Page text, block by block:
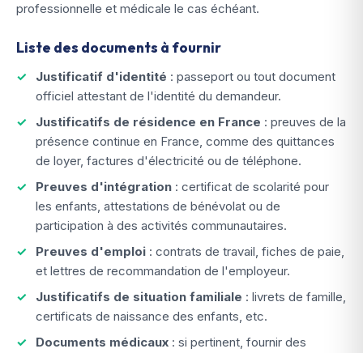
professionnelle et médicale le cas échéant.
Liste des documents à fournir
Justificatif d'identité : passeport ou tout document
officiel attestant de l'identité du demandeur.
Justificatifs de résidence en France : preuves de la
présence continue en France, comme des quittances
de loyer, factures d'électricité ou de téléphone.
Preuves d'intégration : certificat de scolarité pour
les enfants, attestations de bénévolat ou de
participation à des activités communautaires.
Preuves d'emploi : contrats de travail, fiches de paie,
et lettres de recommandation de l'employeur.
Justificatifs de situation familiale : livrets de famille,
certificats de naissance des enfants, etc.
Documents médicaux : si pertinent, fournir des